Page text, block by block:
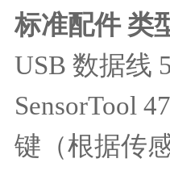
标准配件 类
USB 数据线
SensorTool
键（根据传